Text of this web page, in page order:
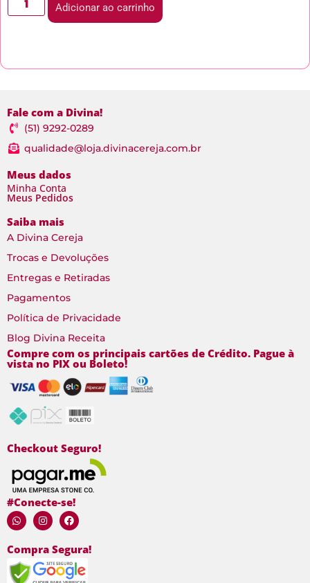
Adicionar ao carrinho
Fale com a Divina!
(51) 9292-0289
qualidade@loja.divinacereja.com.br
Meus dados
Minha Conta
Meus Pedidos
Saiba mais
A Divina Cereja
Trocas e Devoluções
Entregas e Retiradas
Pagamentos
Política de Privacidade
Blog Divina Receita
Compre com os principais cartões de Crédito. Pague à
vista no PIX ou Boleto!
Checkout Seguro!
#Conecte-se!
Compra Segura!